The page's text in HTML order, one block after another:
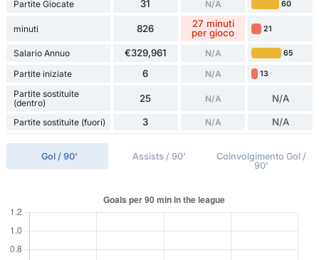
Partite Giocate
31 N/A 60
minuti 826
27 minuti
per gioco
21
Salario Annuo €329,961 N/A 65
Partite iniziate 6 N/A 13
Partite sostituite
(dentro)
25 N/A N/A
Partite sostituite (fuori) 3 N/A N/A
Gol / 90' Assists / 90'
Coinvolgimento Gol /
90'